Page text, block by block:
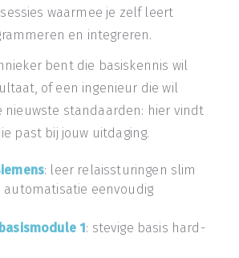
waarmee je zelf leert
en integreren.
bent die basiskennis wil
of een ingenieur die wil
nieuwste standaarden: hier vindt
past bij jouw uitdaging.
: leer relaissturingen slim
automatisatie eenvoudig
1: stevige basis hard-